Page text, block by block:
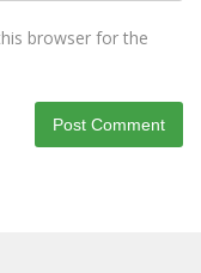
browser for the